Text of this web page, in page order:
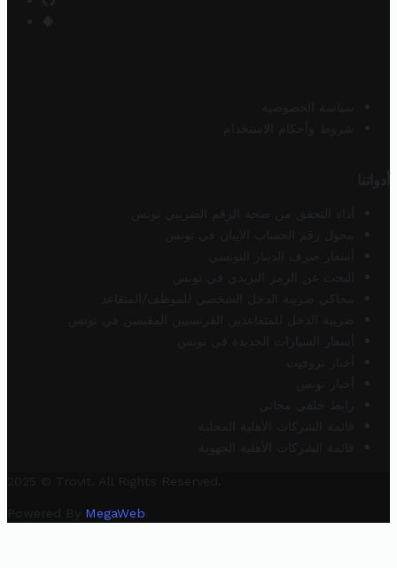
سياسة الخصوصية
شروط وأحكام الاستخدام
أدواتنا
أداة التحقق من صحة الرقم الضريبي تونس
محول رقم الحساب الآيبان في تونس
أسعار صرف الدينار التونسي
البحث عن الرمز البريدي في تونس
محاكي ضريبة الدخل الشخصي للموظف/المتقاعد
ضريبة الدخل للمتقاعدين الفرنسيين المقيمين في تونس
أسعار السيارات الجديدة في تونس
أخبار تروفيت
أخبار تونس
رابط خلفي مجاني
قائمة الشركات الأهلية المحلية
قائمة الشركات الأهلية الجهوية
2025 © Trovit. All Rights Reserved.
Powered By MegaWeb